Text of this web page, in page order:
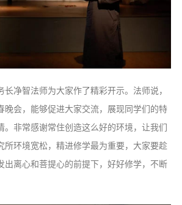
净智法师为大家作了精彩开示。法师说，
晚会，能够促进大家交流，展现同学们的特
。非常感谢常住创造这么好的环境，让我们
所环境宽松，精进修学最为重要，大家要趁
出离心和菩提心的前提下，好好修学，不断